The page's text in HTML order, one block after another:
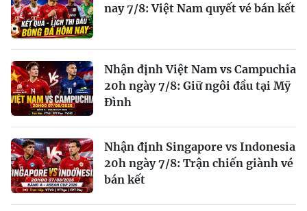
nay 7/8: Việt Nam quyết vé bán kết
Nhận định Việt Nam vs Campuchia
20h ngày 7/8: Giữ ngôi đầu tại Mỹ
Đình
Nhận định Singapore vs Indonesia
20h ngày 7/8: Trận chiến giành vé
bán kết